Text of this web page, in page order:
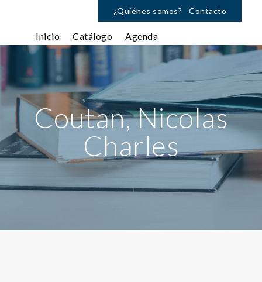
¿Quiénes somos? Contacto
Inicio Catálogo Agenda
Coutan, Nicolas
Charles